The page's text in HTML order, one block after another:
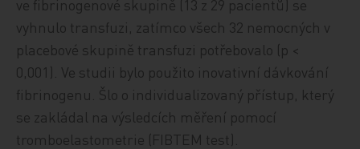
ve fibrinogenové skupině (13 z 29 pacientů) se
vyhnulo transfuzi, zatímco všech 32 nemocných v
placebové skupině transfuzi potřebovalo (p <
0,001). Ve studii bylo použito inovativní dávkování
fibrinogenu. Šlo o individualizovaný přístup, který
se zakládal na výsledcích měření pomocí
tromboelastometrie (FIBTEM test).